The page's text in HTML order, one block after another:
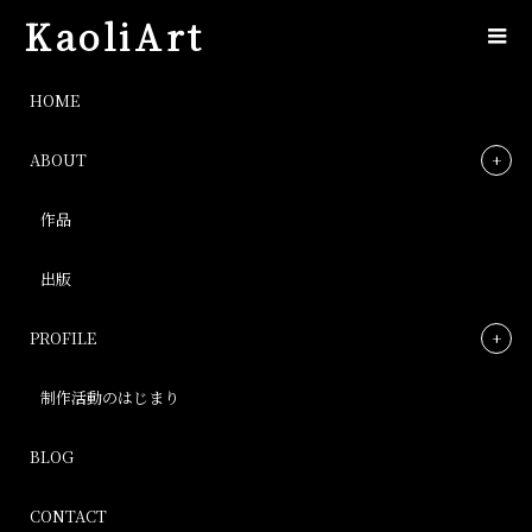
KaoliArt
HOME
ABOUT
作品
出版
PROFILE
制作活動のはじまり
BLOG
CONTACT
img_4662
Post